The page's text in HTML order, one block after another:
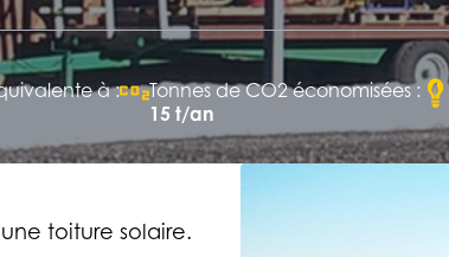
à :
Tonnes de CO2 économisées :
15 t/an
toiture solaire.